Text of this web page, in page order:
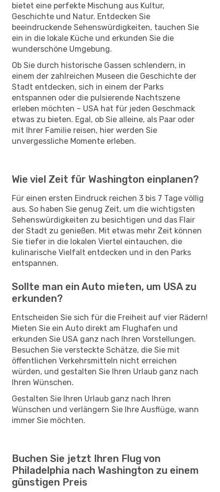
bietet eine perfekte Mischung aus Kultur,
Geschichte und Natur. Entdecken Sie
beeindruckende Sehenswürdigkeiten, tauchen Sie
ein in die lokale Küche und erkunden Sie die
wunderschöne Umgebung.
Ob Sie durch historische Gassen schlendern, in
einem der zahlreichen Museen die Geschichte der
Stadt entdecken, sich in einem der Parks
entspannen oder die pulsierende Nachtszene
erleben möchten – USA hat für jeden Geschmack
etwas zu bieten. Egal, ob Sie alleine, als Paar oder
mit Ihrer Familie reisen, hier werden Sie
unvergessliche Momente erleben.
Wie viel Zeit für Washington einplanen?
Für einen ersten Eindruck reichen 3 bis 7 Tage völlig
aus. So haben Sie genug Zeit, um die wichtigsten
Sehenswürdigkeiten zu besichtigen und das Flair
der Stadt zu genießen. Mit etwas mehr Zeit können
Sie tiefer in die lokalen Viertel eintauchen, die
kulinarische Vielfalt entdecken und in den Parks
entspannen.
Sollte man ein Auto mieten, um USA zu
erkunden?
Entscheiden Sie sich für die Freiheit auf vier Rädern!
Mieten Sie ein Auto direkt am Flughafen und
erkunden Sie USA ganz nach Ihren Vorstellungen.
Besuchen Sie versteckte Schätze, die Sie mit
öffentlichen Verkehrsmitteln nicht erreichen
würden, und gestalten Sie Ihren Urlaub ganz nach
Ihren Wünschen.
Gestalten Sie Ihren Urlaub ganz nach Ihren
Wünschen und verlängern Sie Ihre Ausflüge, wann
immer Sie möchten.
Buchen Sie jetzt Ihren Flug von
Philadelphia nach Washington zu einem
günstigen Preis